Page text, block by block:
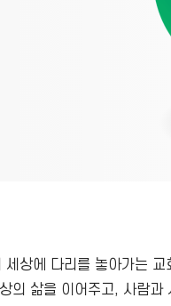
상에 다리를 놓아가는 교
의 삶을 이어주고, 사람과